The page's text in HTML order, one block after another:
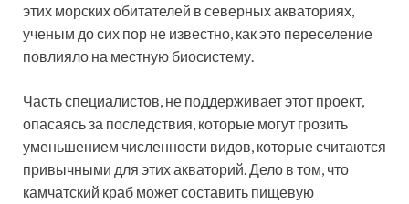
этих морских обитателей в северных акваториях,
ученым до сих пор не известно, как это переселение
повлияло на местную биосистему.
Часть специалистов, не поддерживает этот проект,
опасаясь за последствия, которые могут грозить
уменьшением численности видов, которые считаются
привычными для этих акваторий. Дело в том, что
камчатский краб может составить пищевую